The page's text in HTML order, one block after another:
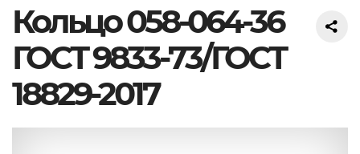
Кольцо 058-064-36
ГОСТ 9833-73/ГОСТ
18829-2017